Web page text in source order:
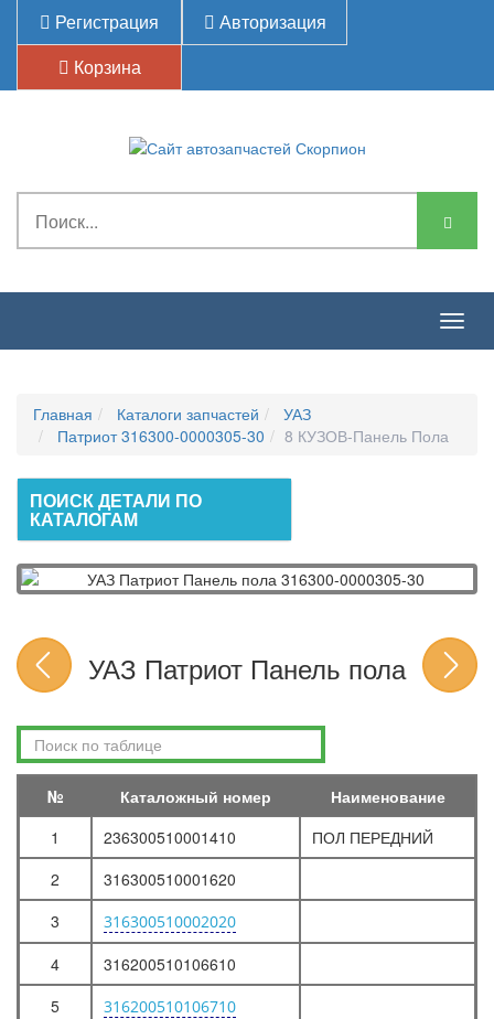
Регистрация
Авторизация
Корзина
Главная Каталоги запчастей
УАЗ
Патриот 316300-0000305-30
8 КУЗОВ-Панель Пола
ПОИСК ДЕТАЛИ ПО
КАТАЛОГАМ
УАЗ Патриот Панель пола
№ Каталожный номер
Наименование
1
236300510001410
ПОЛ ПЕРЕДНИЙ
2
316300510001620
3
316300510002020
4
316200510106610
5
316200510106710